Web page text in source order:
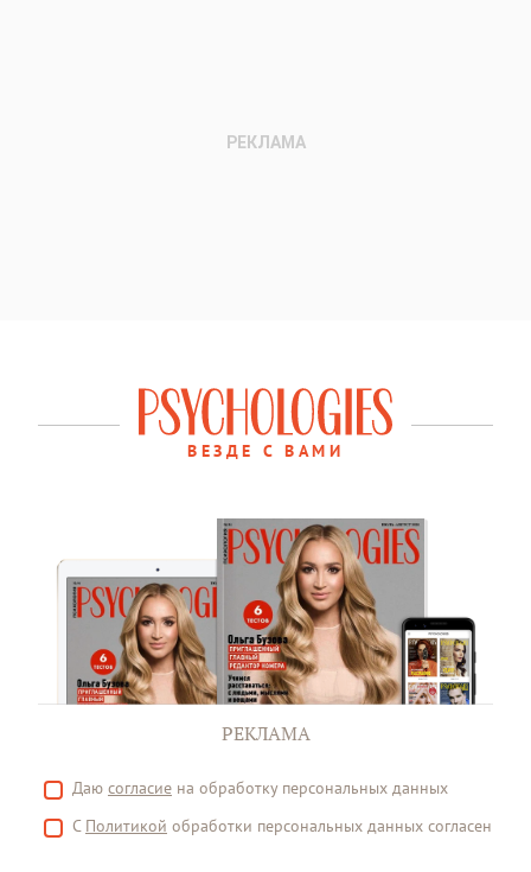
ВЕЗДЕ С ВАМИ
РЕКЛАМА
Даю согласие на обработку персональных данных
С Политикой обработки персональных данных согласен